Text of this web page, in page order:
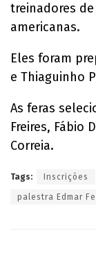
treinadores
americanas.
Eles foram
e Thiaguinho
As feras
Freires, Fábio
Correia.
Tags: Inscrições
palestra Edmar